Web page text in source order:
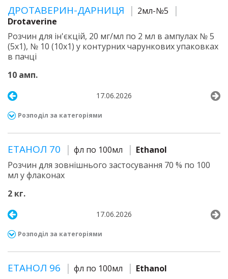
ДРОТАВЕРИН-ДАРНИЦЯ
2мл-№5
Drotaverine
Розчин для ін'єкцій, 20 мг/мл по 2 мл в ампулах № 5
(5х1), № 10 (10х1) у контурних чарункових упаковках
в пачці
10 амп.
17.06.2026
Розподіл за категоріями
ЕТАНОЛ 70 фл по 100мл
Ethanol
Розчин для зовнішнього застосування 70 % по 100
мл у флаконах
2 кг.
17.06.2026
Розподіл за категоріями
ЕТАНОЛ 96 фл по 100мл
Ethanol